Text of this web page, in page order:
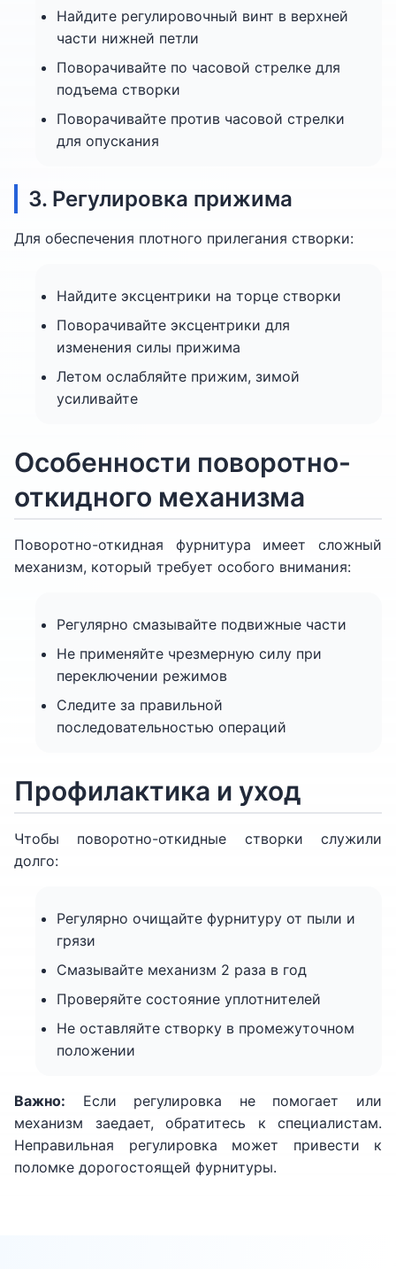
Найдите регулировочный винт в верхней
части нижней петли
Поворачивайте по часовой стрелке для
подъема створки
Поворачивайте против часовой стрелки
для опускания
3. Регулировка прижима
Для обеспечения плотного прилегания створки:
Найдите эксцентрики на торце створки
Поворачивайте эксцентрики для
изменения силы прижима
Летом ослабляйте прижим, зимой
усиливайте
Особенности поворотно-
откидного механизма
Поворотно-откидная фурнитура имеет сложный
механизм, который требует особого внимания:
Регулярно смазывайте подвижные части
Не применяйте чрезмерную силу при
переключении режимов
Следите за правильной
последовательностью операций
Профилактика и уход
Чтобы поворотно-откидные створки служили
долго:
Регулярно очищайте фурнитуру от пыли и
грязи
Смазывайте механизм 2 раза в год
Проверяйте состояние уплотнителей
Не оставляйте створку в промежуточном
положении
Важно: Если регулировка не помогает или
механизм заедает, обратитесь к специалистам.
Неправильная регулировка может привести к
поломке дорогостоящей фурнитуры.